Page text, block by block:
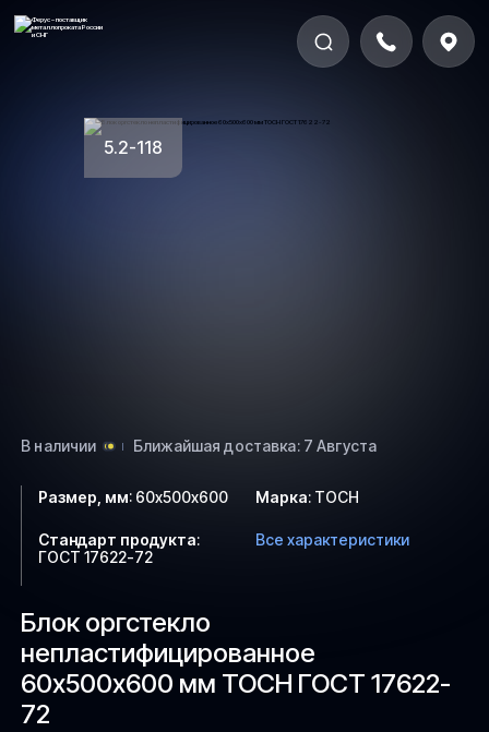
5.2-118
В наличии Ближайшая доставка: 7 Августа
Блок оргстекло
непластифицированное
60х500х600 мм ТОСН ГОСТ 17622-
72
Размер, мм: 60х500х600 Марка: ТОСН
Стандарт продукта:
ГОСТ 17622-72
Все характеристики